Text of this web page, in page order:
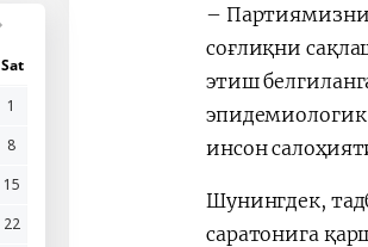
Sat
1
8
15
22
–
соғлиқни
этиш
инсон
Шунингдек,
саратонига